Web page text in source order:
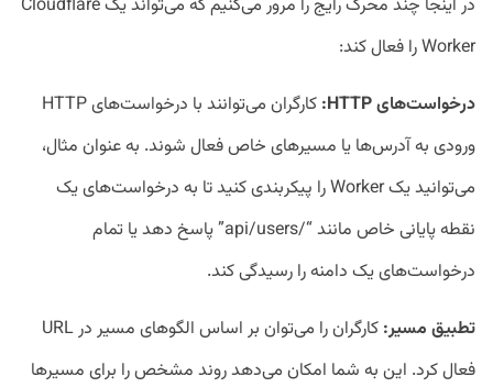
در اینجا چند محرک رایج را مرور می‌کنیم که می‌تواند یک Cloudflare
Worker را فعال کند:
درخواست‌های HTTP:
کارگران می‌توانند با درخواست‌های HTTP
ورودی به آدرس‌ها یا مسیرهای خاص فعال شوند. به عنوان مثال،
می‌توانید یک Worker را پیکربندی کنید تا به درخواست‌های یک
نقطه پایانی خاص مانند “/api/users” پاسخ دهد یا تمام
درخواست‌های یک دامنه را رسیدگی کند.
تطبیق مسیر:
کارگران را می‌توان بر اساس الگوهای مسیر در URL
فعال کرد. این به شما امکان می‌دهد روند مشخص را برای مسیرها